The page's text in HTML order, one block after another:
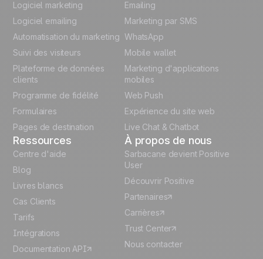
English
German
Italian
Logiciel marketing
Logiciel emailing
Automatisation du marketing
Suivi des visiteurs
Plateforme de données
clients
Programme de fidélité
Formulaires
Pages de destination
Emailing
Marketing par SMS
WhatsApp
Mobile wallet
Marketing d'applications
mobiles
Web Push
Expérience du site web
Live Chat & Chatbot
Ressources
Centre d'aide
Blog
Livres blancs
Cas Clients
Tarifs
Intégrations
Documentation API
À propos de nous
Sarbacane devient Positive
User
Découvrir Positive
Partenaires
Carrières
Trust Center
Nous contacter